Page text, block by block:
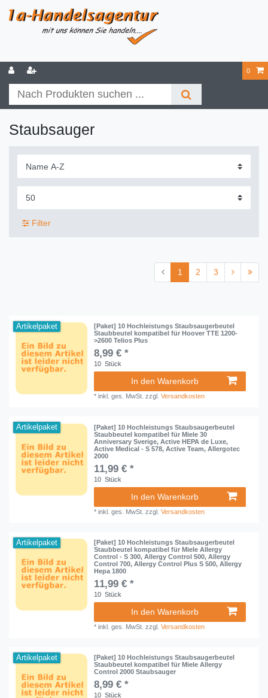
0
Staubsauger
Filter
1 2 3
Artikelpaket
[Paket] 10 Hochleistungs Staubsaugerbeutel
Staubbeutel kompatibel für Hoover TTE 1200-
>2600 Telios Plus
8,99 € *
10 Stück
In den Warenkorb
*inkl. ges. MwSt. zzgl.Versandkosten
Artikelpaket
[Paket] 10 Hochleistungs Staubsaugerbeutel
Staubbeutel kompatibel für Miele 30
Anniversary Sverige, Active HEPA de Luxe,
Active Medical - S 578, Active Team, Allergotec
2000
11,99 € *
10 Stück
In den Warenkorb
*inkl. ges. MwSt. zzgl.Versandkosten
Artikelpaket
[Paket] 10 Hochleistungs Staubsaugerbeutel
Staubbeutel kompatibel für Miele Allergy
Control - S 300, Allergy Control 500, Allergy
Control 700, Allergy Control Plus S 500, Allergy
Hepa 1800
11,99 € *
10 Stück
In den Warenkorb
*inkl. ges. MwSt. zzgl.Versandkosten
Artikelpaket
[Paket] 10 Hochleistungs Staubsaugerbeutel
Staubbeutel kompatibel für Miele Allergy
Control 2000 Staubsauger
8,99 € *
10 Stück